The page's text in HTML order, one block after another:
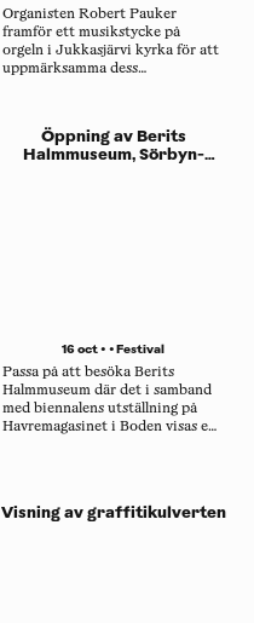
Organisten Robert Pauker
framför ett musikstycke på
orgeln i Jukkasjärvi kyrka för att
uppmärksamma dess
Öppning av Berits
Halmmuseum, Sörbyn-
16 oct • • Festival
Passa på att besöka Berits
Halmmuseum där det i samband
med biennalens utställning på
Havremagasinet i Boden visas en
Visning av graffitikulverten